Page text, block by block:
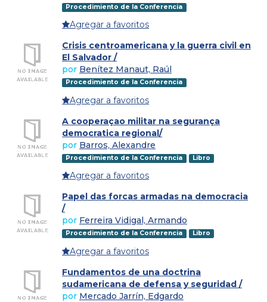
Procedimiento de la Conferencia
Agregar a favoritos
Crisis centroamericana y la guerra civil en
El Salvador /
por Benítez Manaut, Raúl
Procedimiento de la Conferencia
Agregar a favoritos
A cooperaçao militar na segurança
democratica regional/
por Barros, Alexandre
Procedimiento de la Conferencia Libro
Agregar a favoritos
Papel das forcas armadas na democracia
/
por Ferreira Vidigal, Armando
Procedimiento de la Conferencia Libro
Agregar a favoritos
Fundamentos de una doctrina
sudamericana de defensa y seguridad /
por Mercado Jarrín, Edgardo